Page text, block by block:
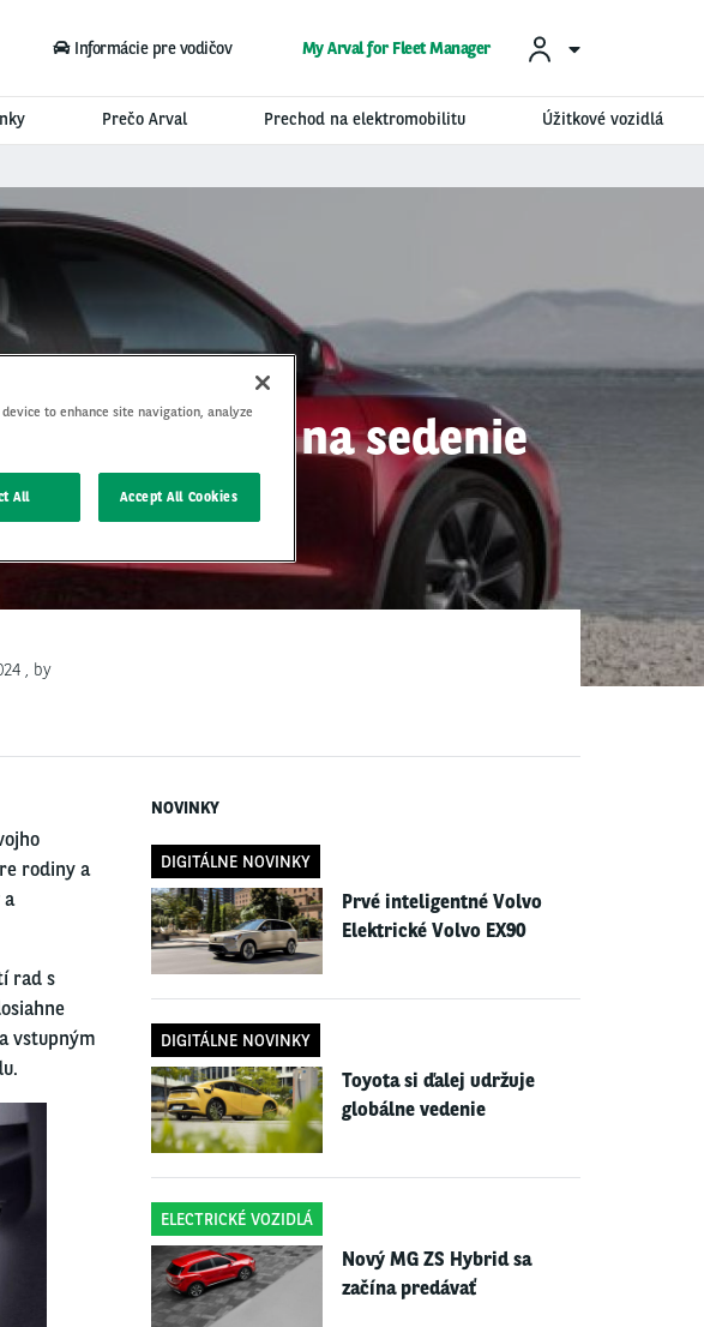
Informácie pre vodičov My Arval for Fleet Manager
Prečo Arval Prechod na elektromobilitu Úžitkové vozidlá
7 miestami na sedenie
, by
rodiny a
rad s
vstupným
NOVINKY
DIGITÁLNE NOVINKY
Prvé inteligentné Volvo
Elektrické Volvo EX90
DIGITÁLNE NOVINKY
Toyota si ďalej udržuje
globálne vedenie
ELECTRICKÉ VOZIDLÁ
Nový MG ZS Hybrid sa
začína predávať
to enhance site navigation, analyze
All Accept All Cookies